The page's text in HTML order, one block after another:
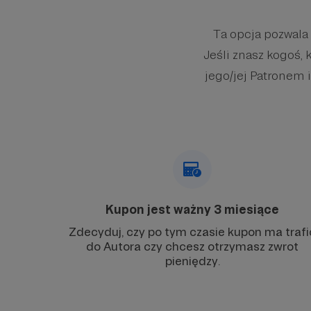
Ta opcja
Jeśli znasz kogoś,
jego/jej Patronem
Kupon jest ważny 3 miesiące
Zdecyduj, czy po tym czasie kupon ma
do Autora czy chcesz otrzymasz zwrot
pieniędzy.